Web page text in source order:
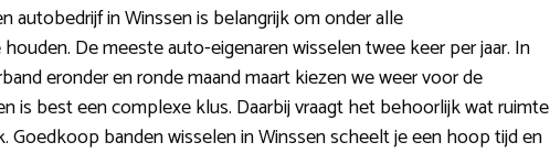
autobedrijf in Winssen is belangrijk om onder alle
De meeste auto-eigenaren wisselen twee keer per jaar. In
eronder en ronde maand maart kiezen we weer voor de
is best een complexe klus. Daarbij vraagt het behoorlijk wat ruimte
Goedkoop banden wisselen in Winssen scheelt je een hoop tijd en